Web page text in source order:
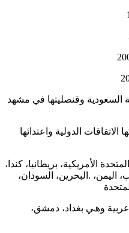
اﻟﺴﻌﻮدﯾﺔ وﻗﻨﺼﻠﯿﺘﮭﺎ ﻓﻲ ﻣﺸﮭﺪ
اﻟﺪوﻟﯿﺔ واﻋﺘﺪاﺋﮭﺎ
اﻷﻣﺮﯾﻜﯿﺔ، ﺑﺮﯾﻄﺎﻧﯿﺎ، ﻛﻨﺪا،
اﻟﯿﻤﻦ، .اﻟﺒﺤﺮﯾﻦ، اﻟﺴﻮدان،
ﻓﻲ 4 ﻋﻮاﺻﻢ ﻋﺮﺑﯿﺔ وھﻲ ﺑﻐﺪاد، دﻣﺸﻖ،